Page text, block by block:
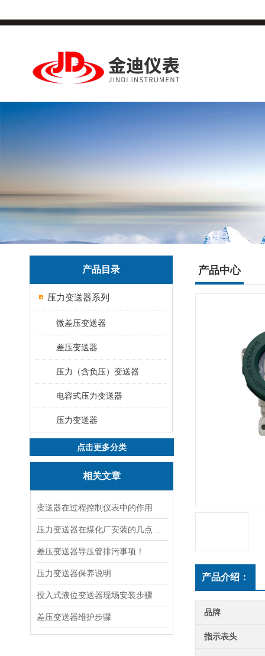
产品目录
压力变送器系列
微差压变送器
差压变送器
压力（含负压）变送器
电容式压力变送器
压力变送器
点击更多分类
相关文章
变送器在过程控制仪表中的作用
差压变送器导压管排污事项！
压力变送器保养说明
投入式液位变送器现场安装步骤
差压变送器维护步骤
产品中心
产品介绍：
品牌
指示表头